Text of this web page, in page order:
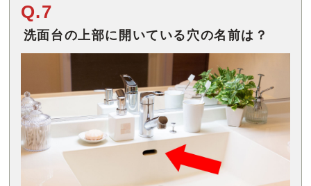
Q.7
洗面台の上部に開いている穴の名前は？